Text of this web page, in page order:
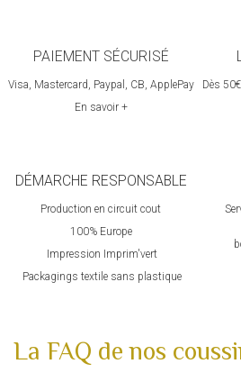
PAIEMENT SÉCURISÉ
Visa, Mastercard, Paypal, CB, ApplePay
En savoir +
Dès
DÉMARCHE RESPONSABLE
Production en circuit cout
100% Europe
Impression Imprim'vert
Packagings textile sans plastique
La FAQ de nos